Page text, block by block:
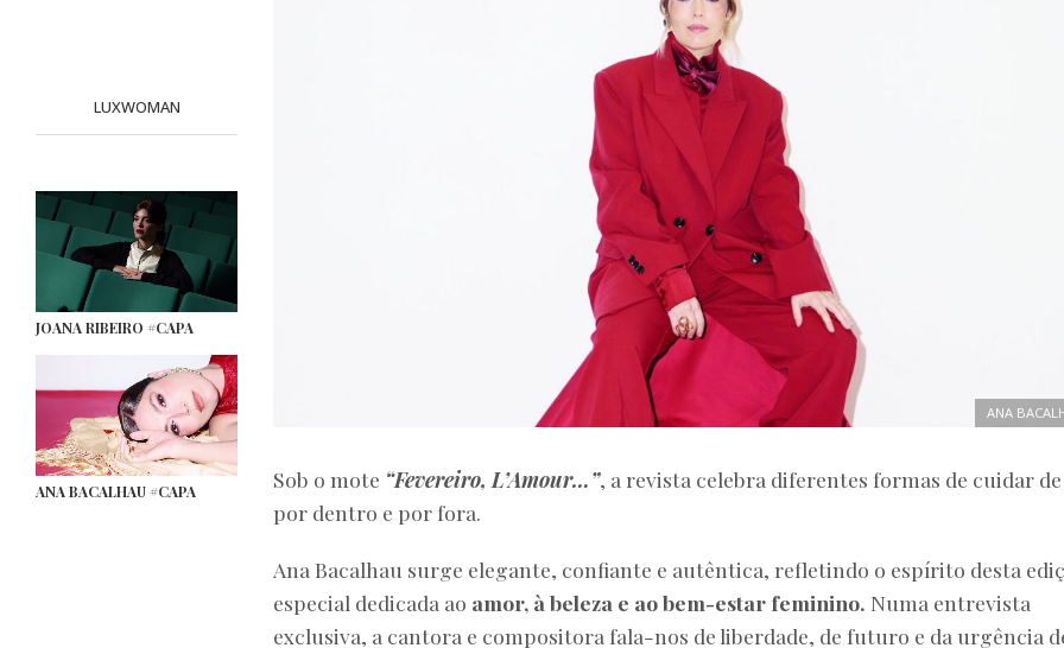
LUXWOMAN
JOANA RIBEIRO #CAPA
ANA BACALHAU #CAPA
ANA
Sob o mote “Fevereiro, L’Amour…”, a revista celebra diferentes formas de cuidar
por dentro e por fora.
Ana Bacalhau surge elegante, confiante e autêntica, refletindo o espírito desta
especial dedicada ao amor, à beleza e ao bem-estar feminino. Numa entrevista
exclusiva, a cantora e compositora fala-nos de liberdade, de futuro e da urgência